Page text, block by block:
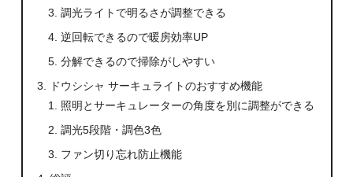
調光ライトで明るさが調整できる
逆回転できるので暖房効率UP
分解できるので掃除がしやすい
ドウシシャ サーキュライトのおすすめ機能
照明とサーキュレーターの角度を別に調整ができる
調光5段階・調色3色
ファン切り忘れ防止機能